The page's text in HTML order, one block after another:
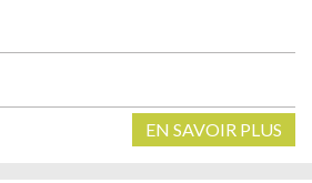
EN SAVOIR PLUS